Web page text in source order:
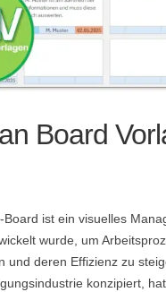
Board
Board ist ein visuelles
wurde, um
und deren Effizienz zu
konzipiert,